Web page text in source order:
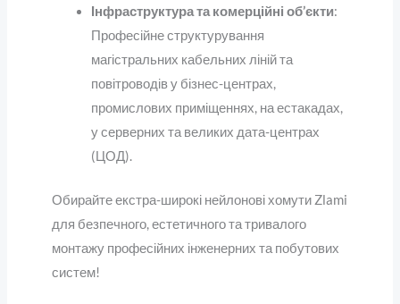
Інфраструктура та комерційні об’єкти:
Професійне структурування
магістральних кабельних ліній та
повітроводів у бізнес-центрах,
промислових приміщеннях, на естакадах,
у серверних та великих дата-центрах
(ЦОД).
Обирайте екстра-широкі нейлонові хомути Zlami
для безпечного, естетичного та тривалого
монтажу професійних інженерних та побутових
систем!